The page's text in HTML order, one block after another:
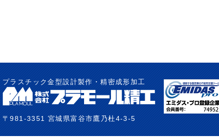
プラスチック金型設計製作・精密成形加工
〒981-3351 宮城県富谷市鷹乃杜4-3-5